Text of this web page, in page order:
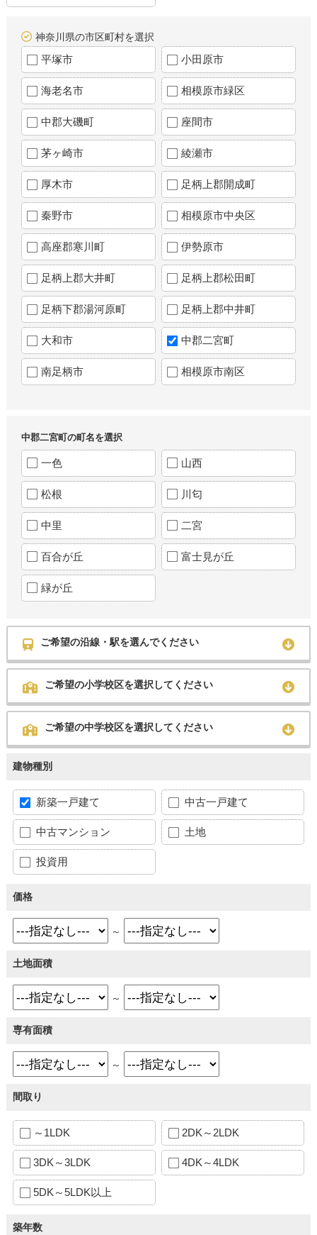
神奈川県の市区町村を選択
平塚市 小田原市
海老名市 相模原市緑区
中郡大磯町 座間市
茅ヶ崎市 綾瀬市
厚木市 足柄上郡開成町
秦野市 相模原市中央区
高座郡寒川町 伊勢原市
足柄上郡大井町 足柄上郡松田町
足柄下郡湯河原町 足柄上郡中井町
大和市 中郡二宮町
南足柄市 相模原市南区
中郡二宮町の町名を選択
一色 山西
松根 川匂
中里 二宮
百合が丘 富士見が丘
緑が丘
ご希望の沿線・駅を選んでください
ご希望の小学校区を選択してください
ご希望の中学校区を選択してください
建物種別
新築一戸建て 中古一戸建て
中古マンション 土地
投資用
価格
～
土地面積
～
専有面積
～
間取り
～1LDK 2DK～2LDK
3DK～3LDK 4DK～4LDK
5DK～5LDK以上
築年数